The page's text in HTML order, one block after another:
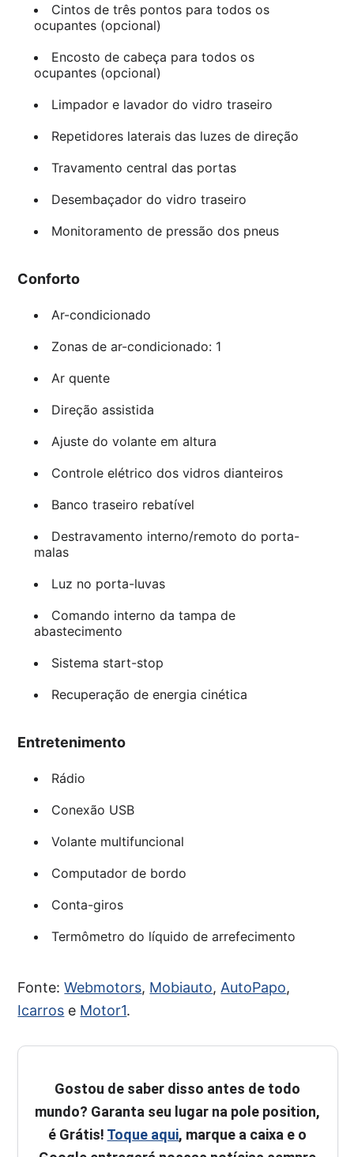
Cintos de três pontos para todos os
ocupantes (opcional)
Encosto de cabeça para todos os
ocupantes (opcional)
Limpador e lavador do vidro traseiro
Repetidores laterais das luzes de direção
Travamento central das portas
Desembaçador do vidro traseiro
Monitoramento de pressão dos pneus
Conforto
Ar-condicionado
Zonas de ar-condicionado: 1
Ar quente
Direção assistida
Ajuste do volante em altura
Controle elétrico dos vidros dianteiros
Banco traseiro rebatível
Destravamento interno/remoto do porta-
malas
Luz no porta-luvas
Comando interno da tampa de
abastecimento
Sistema start-stop
Recuperação de energia cinética
Entretenimento
Rádio
Conexão USB
Volante multifuncional
Computador de bordo
Conta-giros
Termômetro do líquido de arrefecimento
Fonte:Webmotors, Mobiauto, AutoPapo,
Icarros e Motor1.
Gostou de saber disso antes de todo
mundo? Garanta seu lugar na pole position,
é Grátis! Toque aqui, marque a caixa e o